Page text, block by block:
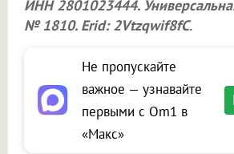
ИНН 2801023444.
№ 1810. Erid: 2Vtzqwif8fC.
Не пропускайте
важное — узнавайте
первыми с Om1 в
«Макс»